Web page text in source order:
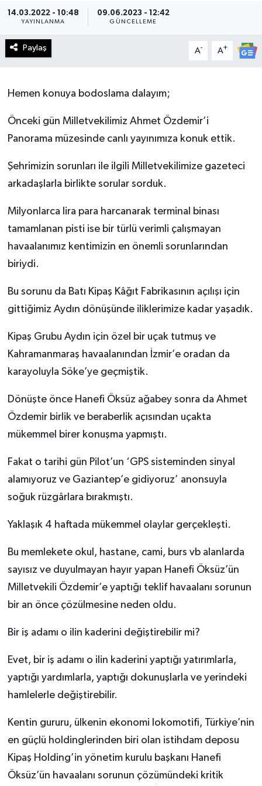
14.03.2022 - 10:48
YAYINLANMA
09.06.2023 - 12:42
GÜNCELLEME
Paylaş A- A+
Hemen konuya bodoslama dalayım;
Önceki gün Milletvekilimiz Ahmet Özdemir’i
Panorama müzesinde canlı yayınımıza konuk ettik.
Şehrimizin sorunları ile ilgili Milletvekilimize gazeteci
arkadaşlarla birlikte sorular sorduk.
Milyonlarca lira para harcanarak terminal binası
tamamlanan pisti ise bir türlü verimli çalışmayan
havaalanımız kentimizin en önemli sorunlarından
biriydi.
Bu sorunu da Batı Kipaş Kâğıt Fabrikasının açılışı için
gittiğimiz Aydın dönüşünde iliklerimize kadar yaşadık.
Kipaş Grubu Aydın için özel bir uçak tutmuş ve
Kahramanmaraş havaalanından İzmir’e oradan da
karayoluyla Söke’ye geçmiştik.
Dönüşte önce Hanefi Öksüz ağabey sonra da Ahmet
Özdemir birlik ve beraberlik açısından uçakta
mükemmel birer konuşma yapmıştı.
Fakat o tarihi gün Pilot’un ‘GPS sisteminden sinyal
alamıyoruz ve Gaziantep’e gidiyoruz’ anonsuyla
soğuk rüzgârlara bırakmıştı.
Yaklaşık 4 haftada mükemmel olaylar gerçekleşti.
Bu memlekete okul, hastane, cami, burs vb alanlarda
sayısız ve duyulmayan hayır yapan Hanefi Öksüz’ün
Milletvekili Özdemir’e yaptığı teklif havaalanı sorunun
bir an önce çözülmesine neden oldu.
Bir iş adamı o ilin kaderini değiştirebilir mi?
Evet, bir iş adamı o ilin kaderini yaptığı yatırımlarla,
yaptığı yardımlarla, yaptığı dokunuşlarla ve yerindeki
hamlelerle değiştirebilir.
Kentin gururu, ülkenin ekonomi lokomotifi, Türkiye’nin
en güçlü holdinglerinden biri olan istihdam deposu
Kipaş Holding’in yönetim kurulu başkanı Hanefi
Öksüz’ün havaalanı sorunun çözümündeki kritik
Haberde İnsan
Kültür Sanat
Manşetler
Resmi İlan
Spor
SürManşet
Teknoloji
KAHRAMANMARAŞ